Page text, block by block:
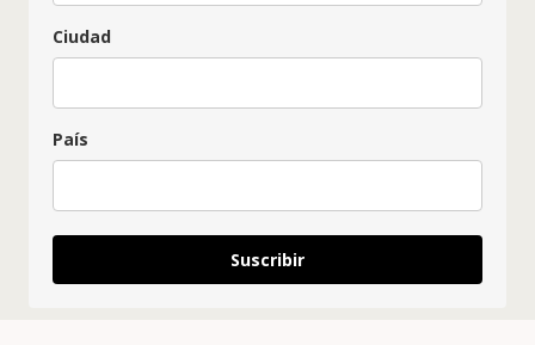
Ciudad
País
Suscribir